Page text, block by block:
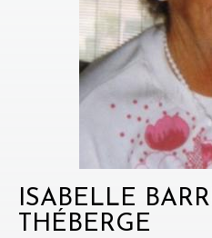
ISABELLE
THÉBERGE